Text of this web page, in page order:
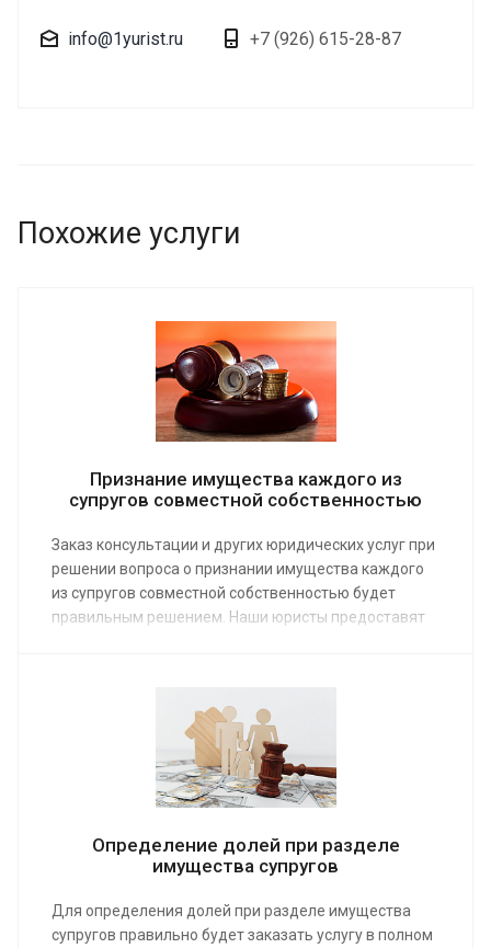
info@1yurist.ru +7 (926) 615-28-87
Похожие услуги
Признание имущества каждого из
супругов совместной собственностью
Заказ консультации и других юридических услуг при
решении вопроса о признании имущества каждого
из супругов совместной собственностью будет
правильным решением. Наши юристы предоставят
раздельное имущество в общее.
Определение долей при разделе
имущества супругов
Для определения долей при разделе имущества
супругов правильно будет заказать услугу в полном